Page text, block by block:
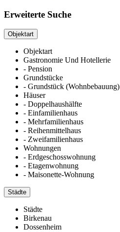
Erweiterte Suche
Objektart
Objektart
Gastronomie Und Hotellerie
- Pension
Grundstücke
- Grundstück (Wohnbebauung)
Häuser
- Doppelhaushälfte
- Einfamilienhaus
- Mehrfamilienhaus
- Reihenmittelhaus
- Zweifamilienhaus
Wohnungen
- Erdgeschosswohnung
- Etagenwohnung
- Maisonette-Wohnung
Städte
Städte
Birkenau
Dossenheim